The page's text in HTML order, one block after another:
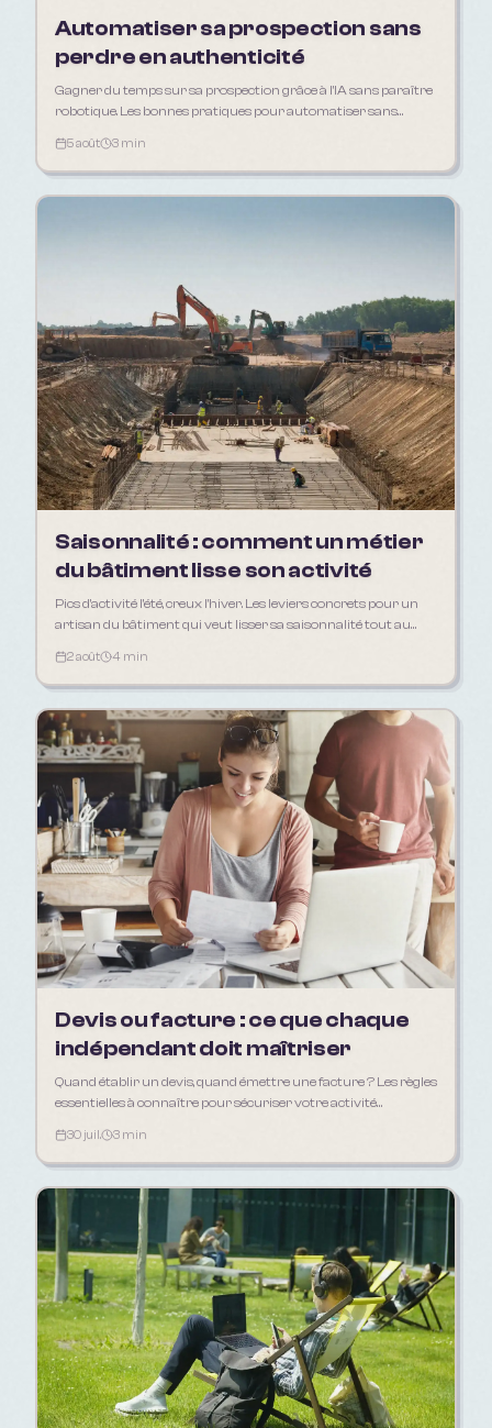
Automatiser sa prospection sans
perdre en authenticité
Gagner du temps sur sa prospection grâce à l'IA sans paraître
robotique. Les bonnes pratiques pour automatiser sans
5 août 3 min
Saisonnalité : comment un métier
du bâtiment lisse son activité
Pics d'activité l'été, creux l'hiver. Les leviers concrets pour un
artisan du bâtiment qui veut lisser sa saisonnalité tout au
2 août 4 min
Devis ou facture : ce que chaque
indépendant doit maîtriser
Quand établir un devis, quand émettre une facture ? Les règles
essentielles à connaître pour sécuriser votre activité
30 juil. 3 min